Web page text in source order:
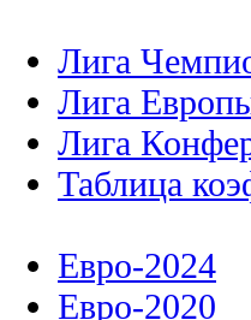
Лига
Лига
Лига
Таблица
Евро-2024
Евро-2020